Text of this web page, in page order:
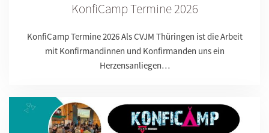
KonfiCamp Termine 2026
KonfiCamp Termine 2026 Als CVJM Thüringen ist die Arbeit
mit Konfirmandinnen und Konfirmanden uns ein
Herzensanliegen…